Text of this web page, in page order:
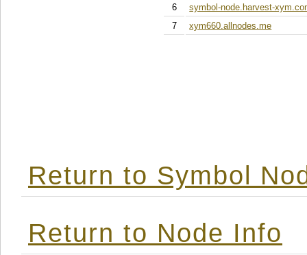
6
symbol-node.harvest-
7
xym660.allnodes.me
Return to Symbol
Return to Node Info